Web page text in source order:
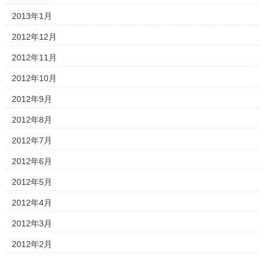
2013年1月
2012年12月
2012年11月
2012年10月
2012年9月
2012年8月
2012年7月
2012年6月
2012年5月
2012年4月
2012年3月
2012年2月